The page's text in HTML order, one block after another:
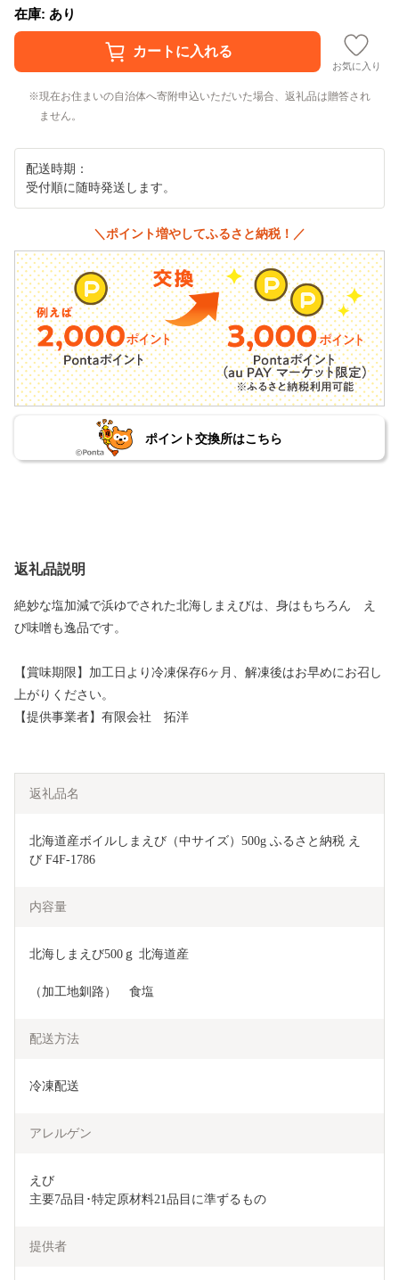
在庫: あり
お気に入り
現在お住まいの自治体へ寄附申込いただいた場合、返礼品は贈答され
ません。
配送時期：
受付順に随時発送します。
＼ポイント増やしてふるさと納税！／
ポイント交換所はこちら
返礼品説明
絶妙な塩加減で浜ゆでされた北海しまえびは、身はもちろん え
び味噌も逸品です。
【賞味期限】加工日より冷凍保存6ヶ月、解凍後はお早めにお召し
上がりください。
【提供事業者】有限会社 拓洋
返礼品名
北海道産ボイルしまえび（中サイズ）500g ふるさと納税 え
び F4F-1786
内容量
北海しまえび500ｇ 北海道産
（加工地釧路）　食塩
配送方法
冷凍配送
アレルゲン
えび
主要7品目･特定原材料21品目に準ずるもの
提供者